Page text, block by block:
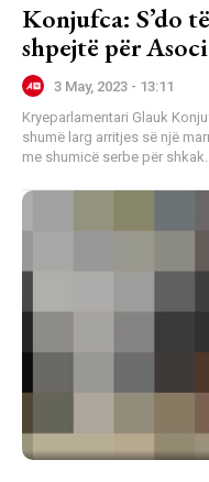
Konjufca: S’do
shpejtë për
3 May, 2023 - 13:11
Kryeparlamentari Glauk
shumë larg arritjes së një
me shumicë serbe për